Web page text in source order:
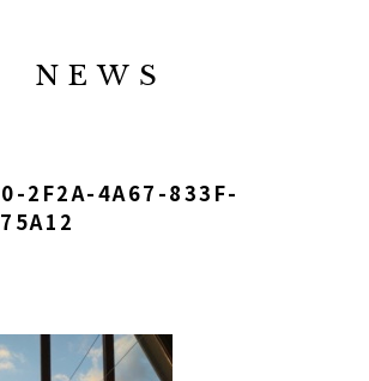
NEWS
2F2A-4A67-833F-